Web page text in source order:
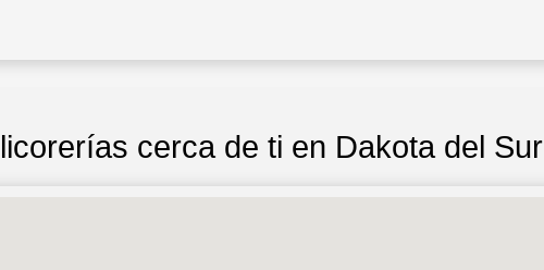
cerca de ti en Dakota del Sur